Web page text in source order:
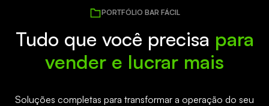
PORTFÓLIO BAR FÁCIL
Tudo que você precisa para
vender e lucrar mais
Soluções completas para transformar a operação do seu